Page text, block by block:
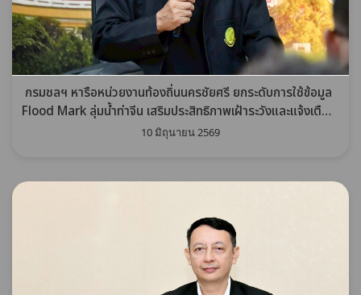
กรมชลฯ หารือหน่วยงานท้องถิ่นนครชัยศรี ยกระดับการใช้ข้อมูล
Flood Mark ลุ่มน้ำท่าจีน เสริมประสิทธิภาพเฝ้าระวังและแจ้งเตือน
อุทกภัย
10 มิถุนายน 2569